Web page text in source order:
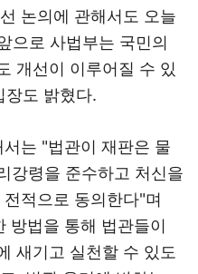
논의에 관해서도 오늘
으로 사법부는 국민의
개선이 이루어질 수 있
장도 밝혔다.
는 "법관이 재판은 물
강령을 준수하고 처신을
적으로 동의한다"며
방법을 통해 법관들이
새기고 실천할 수 있도